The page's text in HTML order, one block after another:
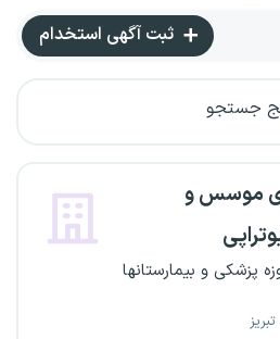
ثبت آگهی استخدام
جستجو
موسس و‌
پزشکی و بیمارستانها
تبریز